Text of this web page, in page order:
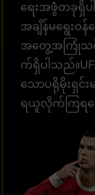
ရေးအဖွဲံတခုရှိပ
အချိန်မရွေးဝ
အတွေ့အကြုံသစ်
က်ရှိပါသည်။
သောပရိုမိုးရှင်
ရယူလိုက်ကြရအ